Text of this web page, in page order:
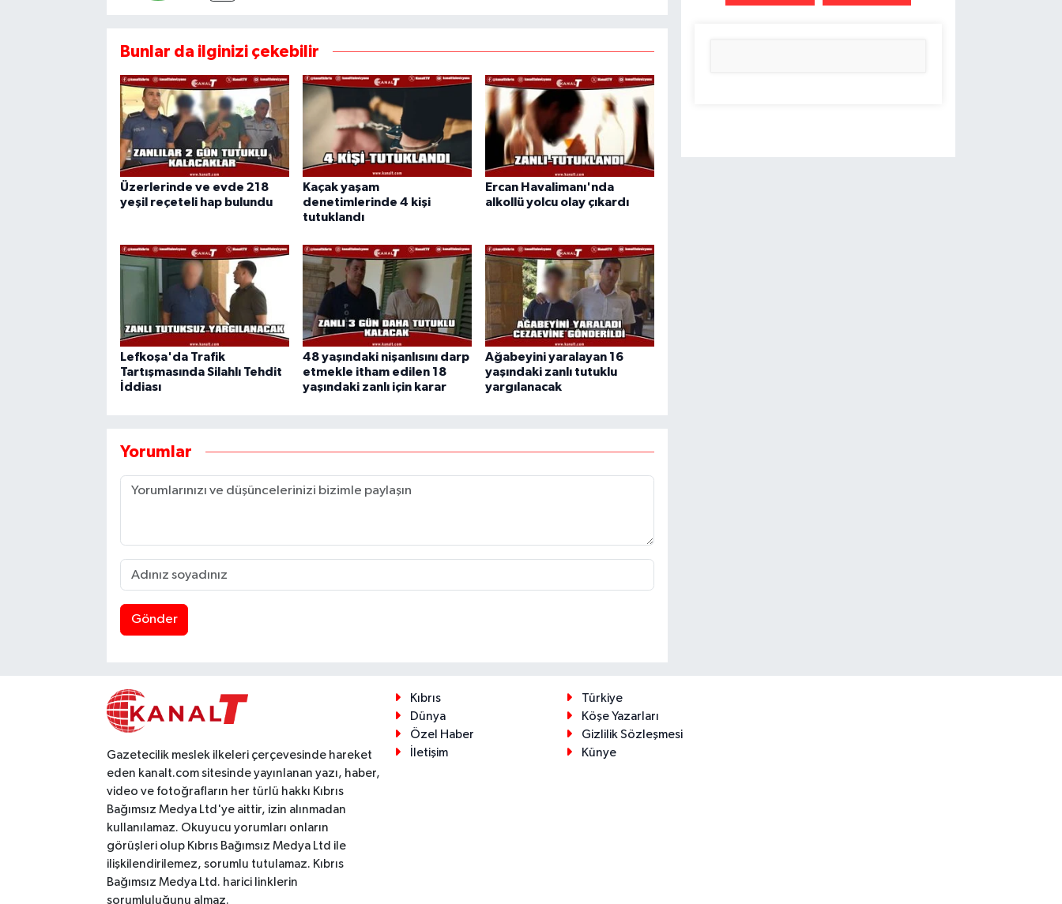
Bunlar da ilginizi çekebilir
Üzerlerinde ve evde 218
yeşil reçeteli hap bulundu
Kaçak yaşam
denetimlerinde 4 kişi
tutuklandı
Ercan Havalimanı'nda
alkollü yolcu olay çıkardı
Lefkoşa'da Trafik
Tartışmasında Silahlı Tehdit
İddiası
48 yaşındaki nişanlısını darp
etmekle itham edilen 18
yaşındaki zanlı için karar
Ağabeyini yaralayan 16
yaşındaki zanlı tutuklu
yargılanacak
Yorumlar
Gönder
Gazetecilik meslek ilkeleri çerçevesinde hareket
eden kanalt.com sitesinde yayınlanan yazı, haber,
video ve fotoğrafların her türlü hakkı Kıbrıs
Bağımsız Medya Ltd'ye aittir, izin alınmadan
kullanılamaz. Okuyucu yorumları onların
görüşleri olup Kıbrıs Bağımsız Medya Ltd ile
ilişkilendirilemez, sorumlu tutulamaz. Kıbrıs
Bağımsız Medya Ltd. harici linklerin
sorumluluğunu almaz.
Kıbrıs
Türkiye
Dünya
Köşe Yazarları
Özel Haber
Gizlilik Sözleşmesi
İletişim
Künye